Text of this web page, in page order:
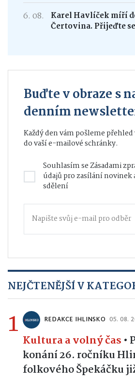
6. 08.
Karel Havlíček míří
Čertovina. Přijeďte
Buďte v obraze s
denním
Každý den vám pošleme
do vaší e-mailové schránky.
Souhlasím seZásadami
údajůpro zasílání novinek
sdělení
NEJČTENĚJŠÍ V
1 REDAKCE IHLINSKO 05. 08.
Kultura a volný čas •
konání 26. ročníku
folkového Špekáčku